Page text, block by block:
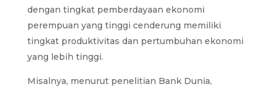
dengan tingkat pemberdayaan ekonomi
perempuan yang tinggi cenderung memiliki
tingkat produktivitas dan pertumbuhan ekonomi
yang lebih tinggi.
Misalnya, menurut penelitian Bank Dunia,